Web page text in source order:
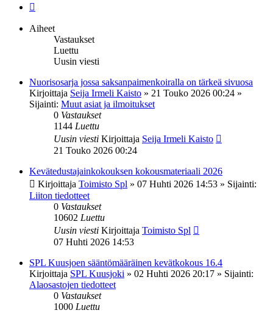
Aiheet
Vastaukset
Luettu
Uusin viesti
Nuorisosarja jossa saksanpaimenkoiralla on tärkeä sivuosa
Kirjoittaja Seija Irmeli Kaisto » 21 Touko 2026 00:24 »
Sijainti: Muut asiat ja ilmoitukset
0 Vastaukset
1144 Luettu
Uusin viesti Kirjoittaja Seija Irmeli Kaisto
21 Touko 2026 00:24
Kevätedustajainkokouksen kokousmateriaali 2026
Kirjoittaja Toimisto Spl » 07 Huhti 2026 14:53 » Sijainti:
Liiton tiedotteet
0 Vastaukset
10602 Luettu
Uusin viesti Kirjoittaja Toimisto Spl
07 Huhti 2026 14:53
SPL Kuusjoen sääntömääräinen kevätkokous 16.4
Kirjoittaja SPL Kuusjoki » 02 Huhti 2026 20:17 » Sijainti:
Alaosastojen tiedotteet
0 Vastaukset
1000 Luettu